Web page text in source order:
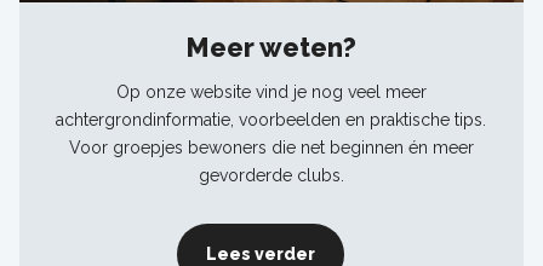
Meer weten?
Op onze website vind je nog veel meer
achtergrondinformatie, voorbeelden en praktische tips.
Voor groepjes bewoners die net beginnen én meer
gevorderde clubs.
Lees verder